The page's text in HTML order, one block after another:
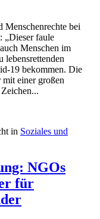
bei
„Dieser faule
Menschen im
lebensrettenden
19 bekommen. Die
mit einer großen
in Soziales und
NGOs
für